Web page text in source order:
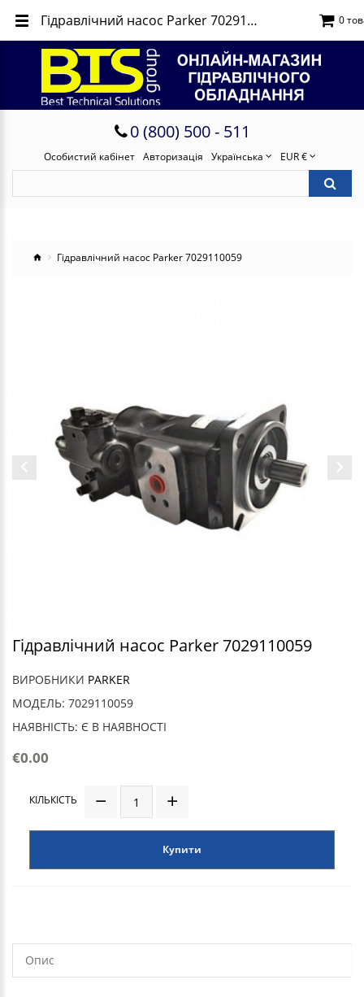
0 (800) 500 - 511
Особистий кабінет Авторизація Українська EUR €
0
Гідравлічний насос Parker 7029110059
Гідравлічний насос Parker 7029110059
ВИРОБНИКИ PARKER
МОДЕЛЬ: 7029110059
НАЯВНІСТЬ: Є В НАЯВНОСТІ
€0.00
КІЛЬКІСТЬ
Купити
Опис
Гідравлічний насос Parker 7029110059